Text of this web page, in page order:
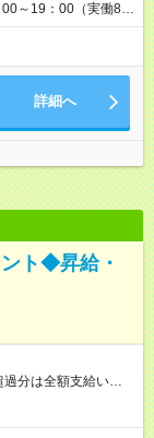
～19：00（実働8時
詳細へ
ト◆昇給・
分は全額支給いたし
業時間 10時間／月
定します。 ーー